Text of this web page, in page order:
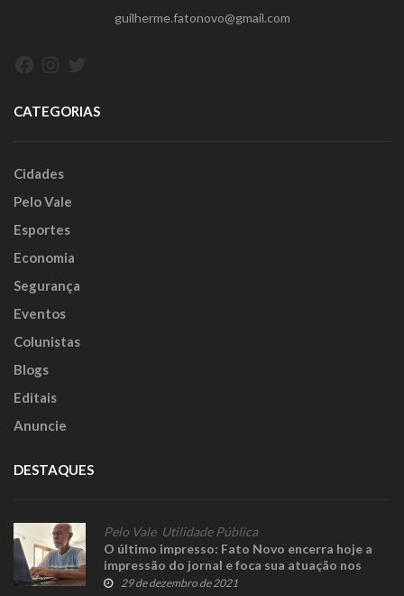
guilherme.fatonovo@gmail.com
CATEGORIAS
Cidades
Pelo Vale
Esportes
Economia
Segurança
Eventos
Colunistas
Blogs
Editais
Anuncie
DESTAQUES
Pelo Vale, Utilidade Pública
O último impresso: Fato Novo encerra hoje a
impressão do jornal e foca sua atuação nos
meios digitais
29 de dezembro de 2021